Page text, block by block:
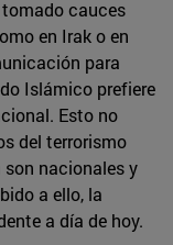
cauces
en Irak o en
para
Islámico prefiere
Esto no
del terrorismo
nacionales y
a ello, la
a día de hoy.